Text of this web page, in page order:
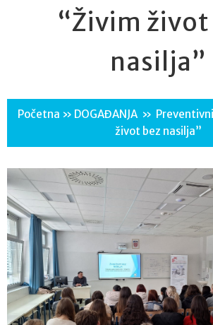
“Živim život
nasilja”
Početna » DOGAĐANJA »
život bez nasilja”